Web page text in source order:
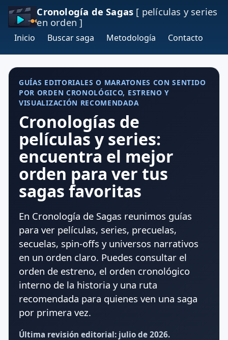
Cronología de Sagas [ películas y series
en orden ]
Inicio Buscar saga Metodología Contacto
GUÍAS EDITORIALES O MARATONES CON SENTIDO
POR ORDEN CRONOLÓGICO, ESTRENO Y
VISUALIZACIÓN RECOMENDADA
Cronologías de
películas y series:
encuentra el mejor
orden para ver tus
sagas favoritas
En Cronología de Sagas reunimos guías
para ver películas, series, precuelas,
secuelas, spin-offs y universos narrativos
en un orden claro. Puedes consultar el
orden de estreno, el orden cronológico
interno de la historia y una ruta
recomendada para quienes ven una saga
por primera vez.
Última revisión editorial: julio de 2026.